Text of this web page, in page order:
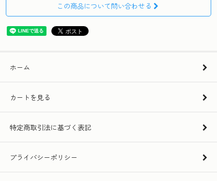
この商品について問い合わせる
ホーム
カートを見る
特定商取引法に基づく表記
プライバシーポリシー